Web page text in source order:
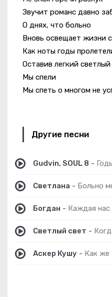
Звучит романс давно
О днях, что больно
Вновь освещает жизни
Как ноты годы
Оставив легкий
Мы спели
Мы спеть о многом не
Другие песни
Gudvin, SOUL 8 -
Светлана - Больно
Богдан - Каждая нас
Светлый свет -
Аскер Кушу - Как же